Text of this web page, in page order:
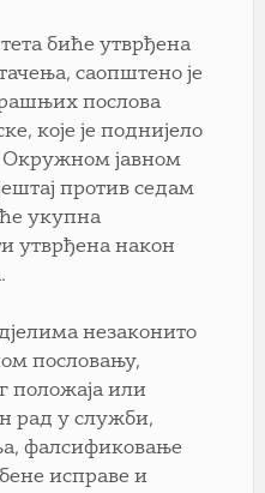
биће утврђена
саопштено је
послова
које је поднијело
Окружном јавном
против седам
укупна
утврђена након
незаконито
пословању,
положаја или
рад у служби,
фалсификовање
исправе и